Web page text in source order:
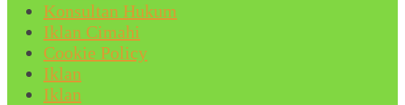
Konsultan Hukum
Iklan Cimahi
Cookie Policy
Iklan
Iklan